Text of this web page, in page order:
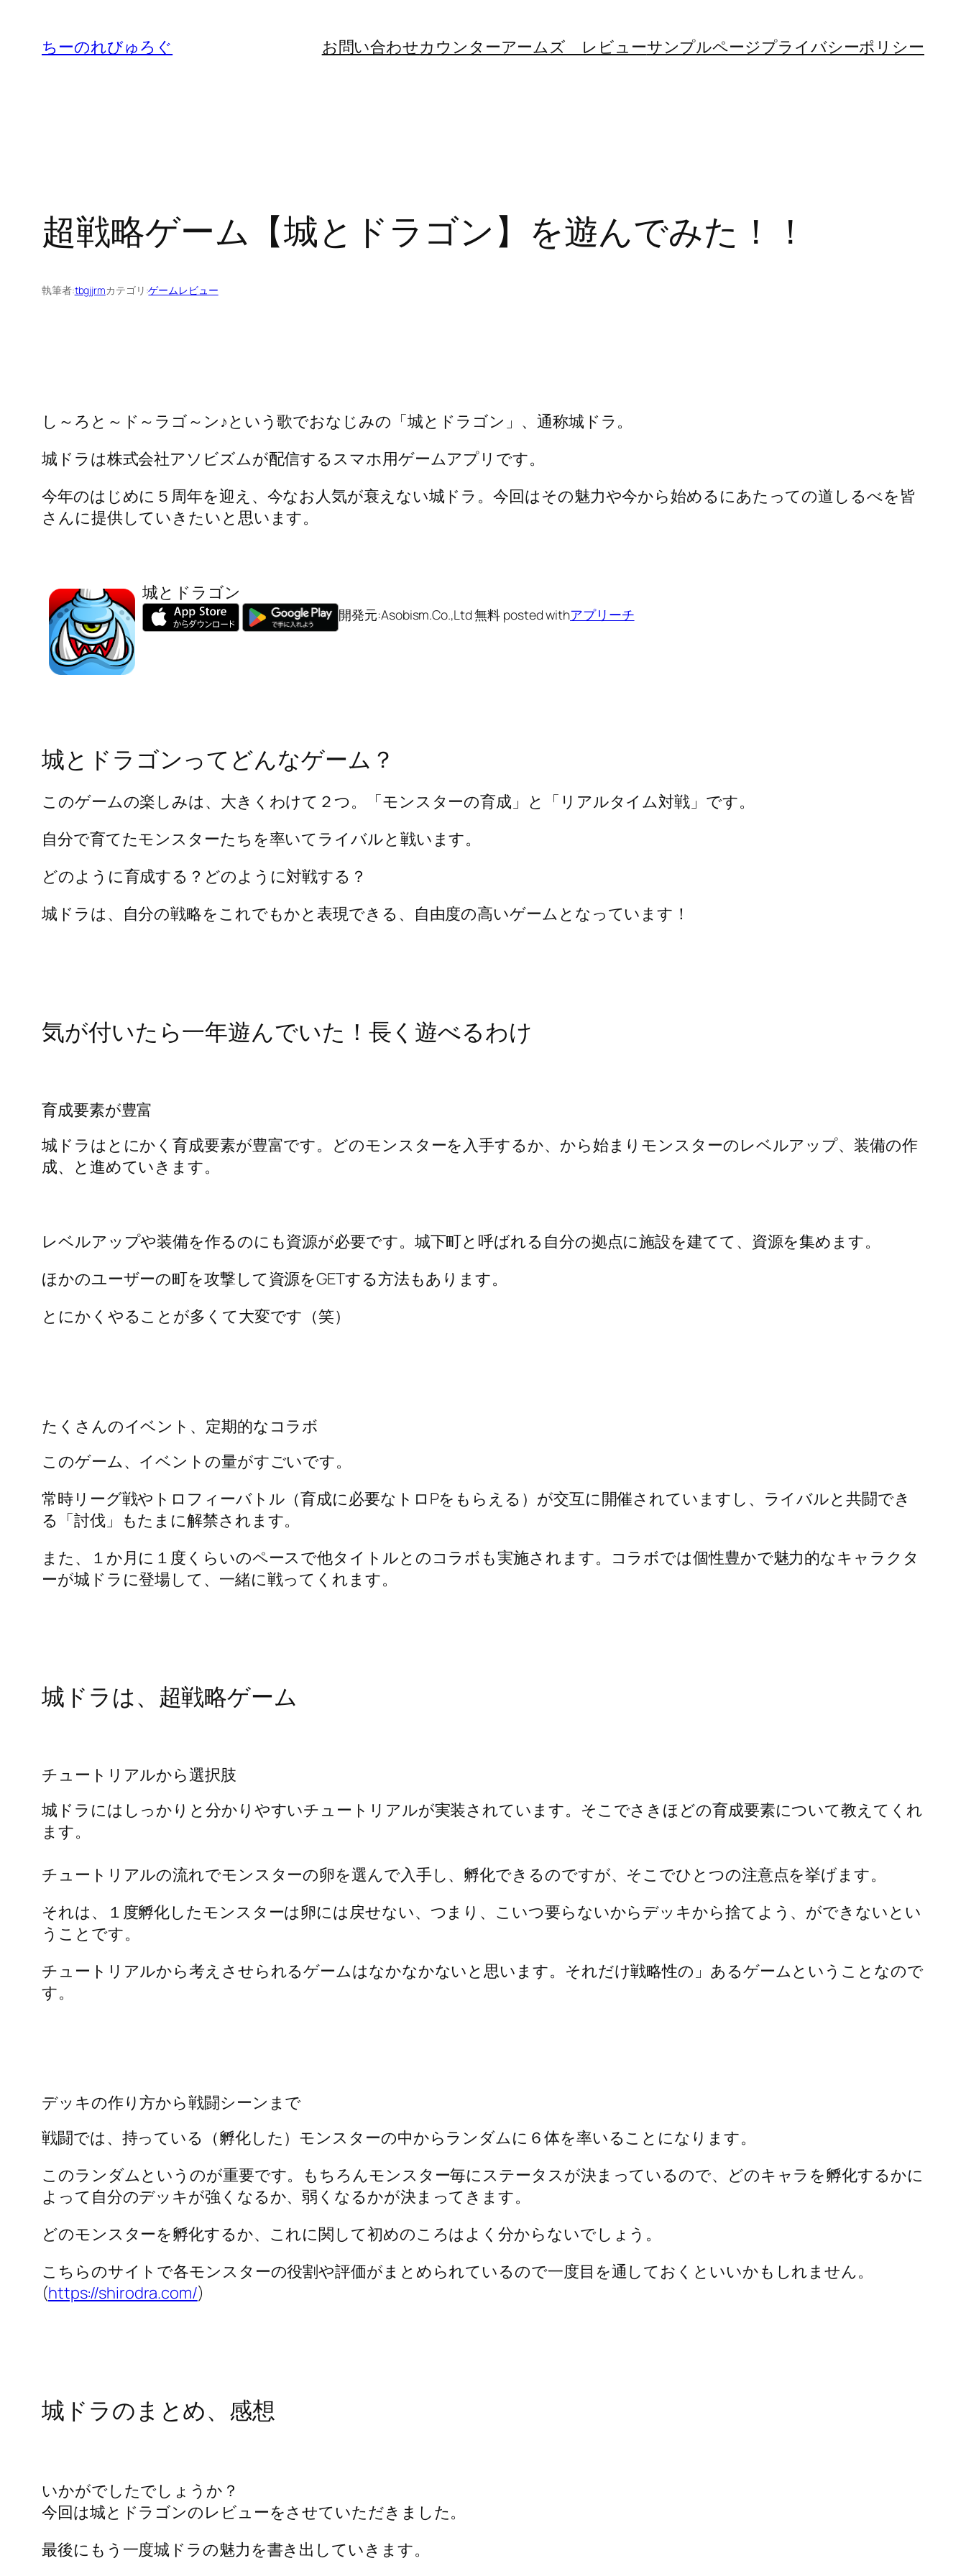
ちーのれびゅろぐ お問い合わせカウンターアームズ レビューサンプルページプライバシーポリシー
超戦略ゲーム【城とドラゴン】を遊んでみた！！
執筆者:tbgjjrmカテゴリ:ゲームレビュー
し～ろと～ド～ラゴ～ン♪という歌でおなじみの「城とドラゴン」、通称城ドラ。
城ドラは株式会社アソビズムが配信するスマホ用ゲームアプリです。
今年のはじめに５周年を迎え、今なお人気が衰えない城ドラ。今回はその魅力や今から始めるにあたっての道しるべを皆
さんに提供していきたいと思います。
城とドラゴン
開発元:Asobism.Co.,Ltd無料 posted withアプリーチ
城とドラゴンってどんなゲーム？
このゲームの楽しみは、大きくわけて２つ。「モンスターの育成」と「リアルタイム対戦」です。
自分で育てたモンスターたちを率いてライバルと戦います。
どのように育成する？どのように対戦する？
城ドラは、自分の戦略をこれでもかと表現できる、自由度の高いゲームとなっています！
気が付いたら一年遊んでいた！長く遊べるわけ
育成要素が豊富
城ドラはとにかく育成要素が豊富です。どのモンスターを入手するか、から始まりモンスターのレベルアップ、装備の作
成、と進めていきます。
レベルアップや装備を作るのにも資源が必要です。城下町と呼ばれる自分の拠点に施設を建てて、資源を集めます。
ほかのユーザーの町を攻撃して資源をGETする方法もあります。
とにかくやることが多くて大変です（笑）
たくさんのイベント、定期的なコラボ
このゲーム、イベントの量がすごいです。
常時リーグ戦やトロフィーバトル（育成に必要なトロPをもらえる）が交互に開催されていますし、ライバルと共闘でき
る「討伐」もたまに解禁されます。
また、１か月に１度くらいのペースで他タイトルとのコラボも実施されます。コラボでは個性豊かで魅力的なキャラクタ
ーが城ドラに登場して、一緒に戦ってくれます。
城ドラは、超戦略ゲーム
チュートリアルから選択肢
城ドラにはしっかりと分かりやすいチュートリアルが実装されています。そこでさきほどの育成要素について教えてくれ
ます。
チュートリアルの流れでモンスターの卵を選んで入手し、孵化できるのですが、そこでひとつの注意点を挙げます。
それは、１度孵化したモンスターは卵には戻せない、つまり、こいつ要らないからデッキから捨てよう、ができないとい
うことです。
チュートリアルから考えさせられるゲームはなかなかないと思います。それだけ戦略性の」あるゲームということなので
す。
デッキの作り方から戦闘シーンまで
戦闘では、持っている（孵化した）モンスターの中からランダムに６体を率いることになります。
このランダムというのが重要です。もちろんモンスター毎にステータスが決まっているので、どのキャラを孵化するかに
よって自分のデッキが強くなるか、弱くなるかが決まってきます。
どのモンスターを孵化するか、これに関して初めのころはよく分からないでしょう。
こちらのサイトで各モンスターの役割や評価がまとめられているので一度目を通しておくといいかもしれません。
(https://shirodra.com/)
城ドラのまとめ、感想
いかがでしたでしょうか？
今回は城とドラゴンのレビューをさせていただきました。
最後にもう一度城ドラの魅力を書き出していきます。